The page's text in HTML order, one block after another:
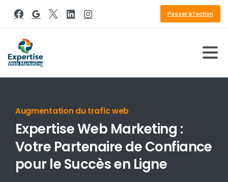
Passer à l'action
Référencement Google
ExpertiseWeb Marketing :
Votre PartenairedeConfiance
pour leSuccèsen Ligne